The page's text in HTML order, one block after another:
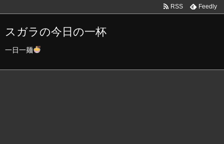
スガラの今日の一杯
一日一麺
RSS Feedly